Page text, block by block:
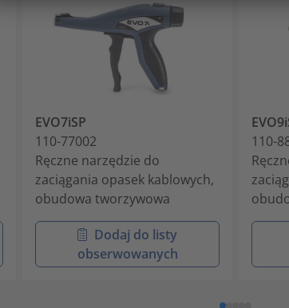
EVO7iSP
110-77002
Ręczne narzędzie do
zaciągania opasek kablowych,
obudowa tworzywowa
Dodaj do listy
obserwowanych
110-